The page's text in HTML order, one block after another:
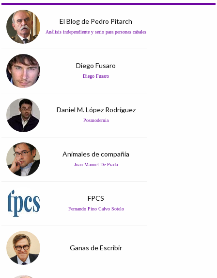
El Blog de Pedro Pitarch
Análisis independiente y serio para personas cabales
Diego Fusaro
Diego Fusaro
Daniel M. López Rodríguez
Posmodernia
Animales de compañía
Juan Manuel De Prada
FPCS
Fernando Pino Calvo Sotelo
Ganas de Escribir